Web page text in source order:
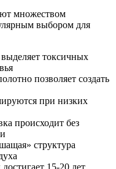
множеством
выбором для
токсичных
позволяет создать
при низких
происходит без
структура
15-20 лет